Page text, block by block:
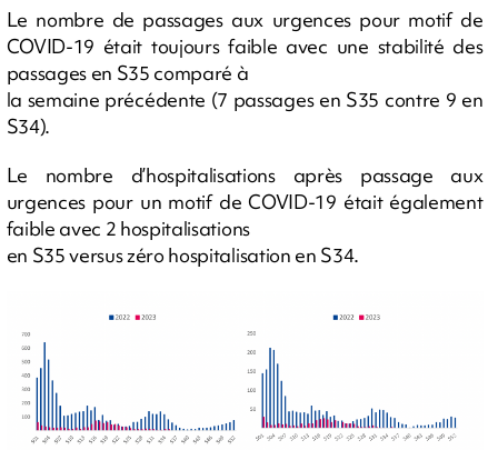
Le nombre de passages aux urgences pour motif de
COVID-19 était toujours faible avec une stabilité des
passages en S35 comparé à
la semaine précédente (7 passages en S35 contre 9 en
S34).
Le nombre d’hospitalisations après passage aux
urgences pour un motif de COVID-19 était également
faible avec 2 hospitalisations
en S35 versus zéro hospitalisation en S34.